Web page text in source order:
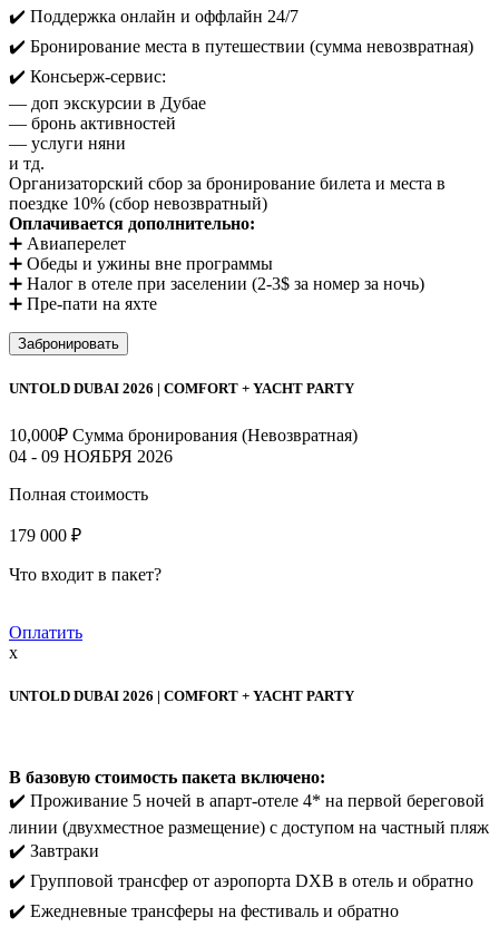
✔️ Поддержка онлайн и оффлайн 24/7
✔️ Бронирование места в путешествии (сумма невозвратная)
✔️ Консьерж-сервис:
— доп экскурсии в Дубае
— бронь активностей
— услуги няни
и тд.
Организаторский сбор за бронирование билета и места в
поездке 10% (сбор невозвратный)
Оплачивается дополнительно:
➕ Авиаперелет
➕ Обеды и ужины вне программы
➕ Налог в отеле при заселении (2-3$ за номер за ночь)
➕ Пре-пати на яхте
Забронировать
UNTOLD DUBAI 2026 | COMFORT + YACHT PARTY
10,000₽ Сумма бронирования (Невозвратная)
04 - 09 НОЯБРЯ 2026
Полная стоимость
179 000 ₽
Что входит в пакет?
Оплатить
x
UNTOLD DUBAI 2026 | COMFORT + YACHT PARTY
В базовую стоимость пакета включено:
✔️ Проживание 5 ночей в апарт-отеле 4* на первой береговой
линии (двухместное размещение) с доступом на частный пляж
✔️ Завтраки
✔️ Групповой трансфер от аэропорта DXB в отель и обратно
✔️ Ежедневные трансферы на фестиваль и обратно